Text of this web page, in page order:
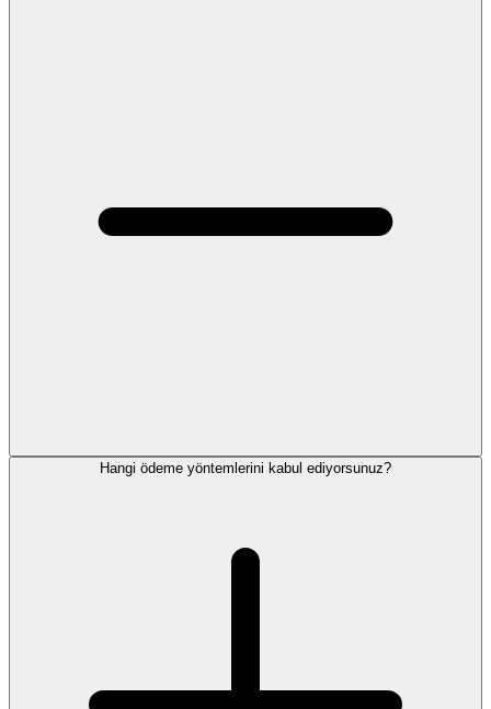
Hangi ödeme yöntemlerini kabul ediyorsunuz?